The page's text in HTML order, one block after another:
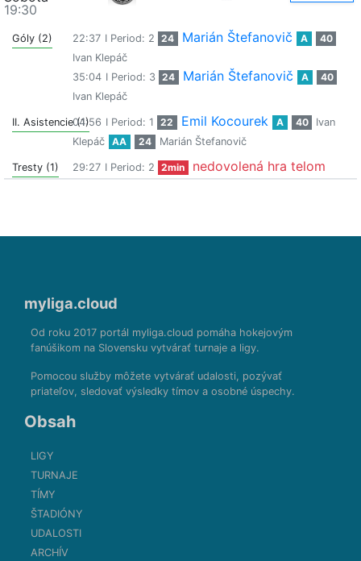
19:30
Góly (2) 22:37 I Period: 2 24 Marián Štefanovič A
40
Ivan Klepáč
35:04 I Period: 3 24 Marián Štefanovič A
40
Ivan Klepáč
II. Asistencie (1)
04:56 I Period: 1 22 Emil Kocourek A 40
Ivan
Klepáč
AA 24 Marián Štefanovič
Tresty (1) 29:27 I Period: 2 2min nedovolená hra telom
myliga.cloud
Od roku 2017 portál myliga.cloud pomáha hokejovým
fanúšikom na Slovensku vytvárať turnaje a ligy.
Pomocou služby môžete vytvárať udalosti, pozývať
priateľov, sledovať výsledky tímov a osobné úspechy.
Obsah
LIGY
TURNAJE
TÍMY
ŠTADIÓNY
UDALOSTI
ARCHÍV